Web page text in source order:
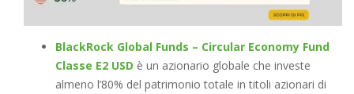
BlackRock Global Funds – Circular Economy Fund
Classe E2 USD è un azionario globale che investe
almeno l’80% del patrimonio totale in titoli azionari di